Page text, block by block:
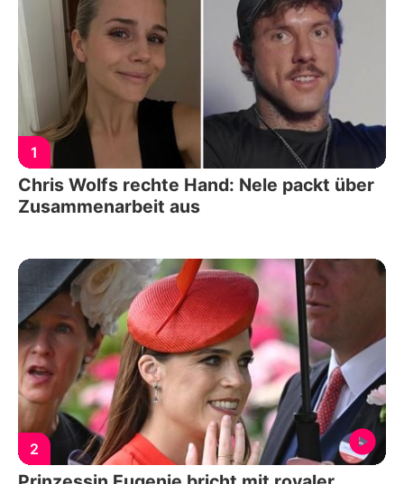
1
Chris Wolfs rechte Hand: Nele packt über
Zusammenarbeit aus
2